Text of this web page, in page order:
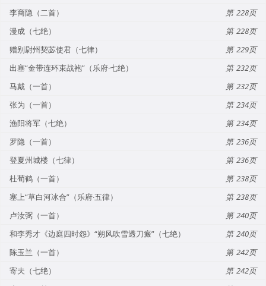
李商隐（二首）
228
漫成（七绝）
228
赠别尉州契苾使君（七律）
229
出塞“金带连环束战袍”（乐府·七绝）
232
马戴（一首）
232
张为（一首）
234
渔阳将军（七绝）
234
罗隐（一首）
236
登夏州城楼（七律）
236
杜荀鹤（一首）
238
塞上“草白河冰合”（乐府·五律）
238
卢汝弼（一首）
240
和李秀才《边庭四时怨》“朔风吹雪透刀瘢”（七绝）
240
陈玉兰（一首）
242
寄夫（七绝）
242